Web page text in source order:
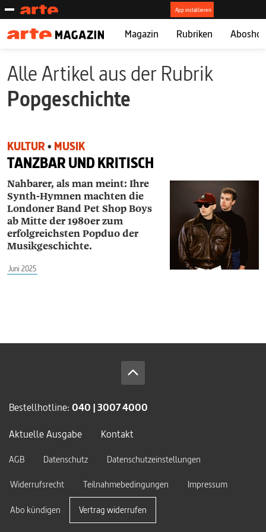
Magazin Rubriken
Alle Artikel aus der Rubrik
Popgeschichte
KULTUR • MUSIK
TANZBAR UND KRITISCH
Nahbarer, als man meint: Ihre
Synth-Hymnen machten die
Londoner Band Pet Shop Boys
ab Mitte der 1980er zum
erfolgreichsten Popduo der
Musikgeschichte.
Juni 2025
Bestellhotline: 040 | 3007 4000
Aktuelle Ausgabe
Kontakt
AGB Datenschutz
Datenschutzeinstellungen
Widerrufsrecht
Teilnahmebedingungen Impressum
Abo kündigen Vertrag widerrufen